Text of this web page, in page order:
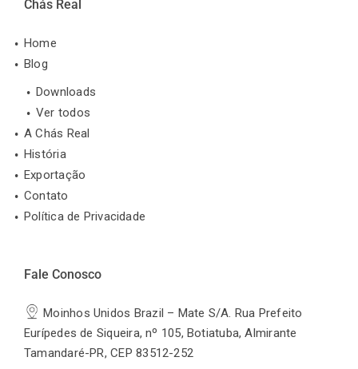
Chás Real
Home
Blog
Downloads
Ver todos
A Chás Real
História
Exportação
Contato
Política de Privacidade
Fale Conosco
Moinhos Unidos Brazil – Mate S/A. Rua Prefeito
Eurípedes de Siqueira, nº 105, Botiatuba, Almirante
Tamandaré-PR, CEP 83512-252